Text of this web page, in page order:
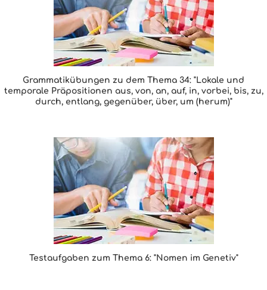
Grammatikübungen zu dem Thema 34: "Lokale und
temporale Präpositionen aus, von, an, auf, in, vorbei, bis, zu,
durch, entlang, gegenüber, über, um (herum)"
Testaufgaben zum Thema 6: "Nomen im Genetiv"